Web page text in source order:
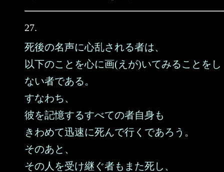
27.
死後の名声に心乱される者は、
以下のことを心に画(えが)いてみることをし
ない者である。
すなわち、
彼を記憶するすべての者自身も
きわめて迅速に死んで行くであろう。
そのあと、
その人を受け継ぐ者もまた死し、